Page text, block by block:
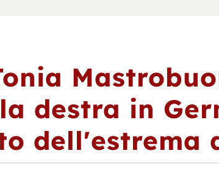
destra in
dell'estrema